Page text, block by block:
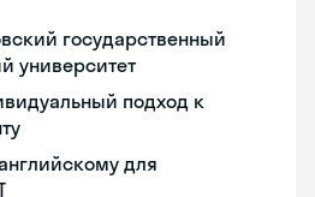
государственный
университет
подход к
для